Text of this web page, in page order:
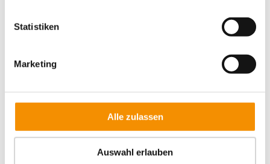
Statistiken
Marketing
Alle zulassen
Auswahl erlauben
SANTAS WEIHNACHTSMARKT
GAMESCOM IN KÖLN